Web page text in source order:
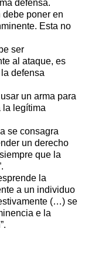
defensa.
poner en
Esta no
ser
al ataque, es
defensa
un arma para
la legítima
se consagra
un derecho
que la
la
a un individuo
(…) se
e la